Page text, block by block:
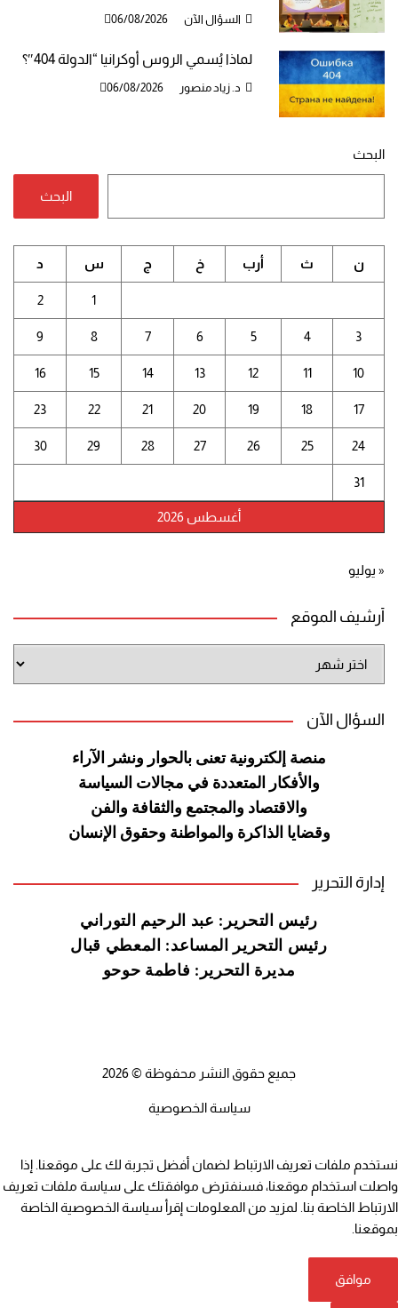
السؤال الآن 06/08/2026
لماذا يُسمي الروس أوكرانيا “الدولة 404″؟
د. زياد منصور 06/08/2026
البحث
البحث
أغسطس 2026
ن ث أرب خ ج س د
1
2
3
4
5
6
7
8
9
10
11
12
13
14
15
16
17
18
19
20
21
22
23
24
25
26
27
28
29
30
31
« يوليو
أرشيف الموقع
الموقع
السؤال الآن
منصة إلكترونية تعنى بالحوار ونشر الآراء
والأفكار المتعددة في مجالات السياسة
والاقتصاد والمجتمع والثقافة والفن
وقضايا الذاكرة والمواطنة وحقوق الإنسان
إدارة التحرير
رئيس التحرير: عبد الرحيم التوراني
رئيس التحرير المساعد: المعطي قبال
مديرة التحرير: فاطمة حوحو
جميع حقوق النشر محفوظة © 2026
سياسة الخصوصية
نستخدم ملفات تعريف الارتباط لضمان أفضل تجربة لك على موقعنا. إذا
واصلت استخدام موقعنا، فسنفترض موافقتك على سياسة ملفات تعريف
الارتباط الخاصة بنا. لمزيد من المعلومات إقرأسياسة الخصوصيةالخاصة
بموقعنا.
موافق